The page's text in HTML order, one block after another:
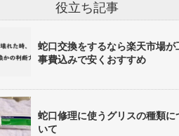
役立ち記事
蛇口交換をするなら楽天市場が
事費込みで安くおすすめ
蛇口修理に使うグリスの種類に
いて